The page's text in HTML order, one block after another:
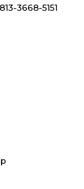
3668-5151